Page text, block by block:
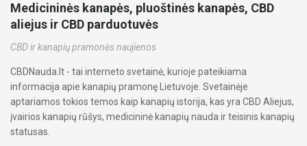
Medicininės kanapės, pluoštinės kanapės, CBD
aliejus ir CBD parduotuvės
CBD ir kanapių pramonės naujienos
CBDNauda.lt - tai interneto svetainė, kurioje pateikiama
informacija apie kanapių pramonę Lietuvoje. Svetainėje
aptariamos tokios temos kaip kanapių istorija, kas yra CBD Aliejus,
įvairios kanapių rūšys, medicininė kanapių nauda ir teisinis kanapių
statusas.